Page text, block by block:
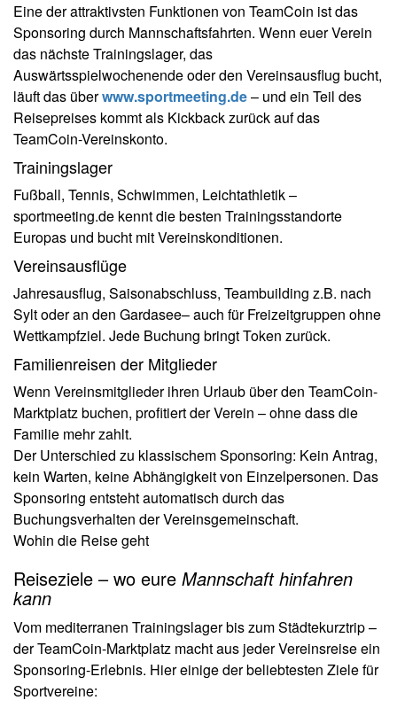
Eine der attraktivsten Funktionen von TeamCoin ist das
Sponsoring durch Mannschaftsfahrten. Wenn euer Verein
das nächste Trainingslager, das
Auswärtsspielwochenende oder den Vereinsausflug bucht,
läuft das überwww.sportmeeting.de– und ein Teil des
Reisepreises kommt als Kickback zurück auf das
TeamCoin-Vereinskonto.
Trainingslager
Fußball, Tennis, Schwimmen, Leichtathletik –
sportmeeting.de kennt die besten Trainingsstandorte
Europas und bucht mit Vereinskonditionen.
Vereinsausflüge
Jahresausflug, Saisonabschluss, Teambuilding z.B. nach
Sylt oder an den Gardasee– auch für Freizeitgruppen ohne
Wettkampfziel. Jede Buchung bringt Token zurück.
Familienreisen der Mitglieder
Wenn Vereinsmitglieder ihren Urlaub über den TeamCoin-
Marktplatz buchen, profitiert der Verein – ohne dass die
Familie mehr zahlt.
Der Unterschied zu klassischem Sponsoring: Kein Antrag,
kein Warten, keine Abhängigkeit von Einzelpersonen. Das
Sponsoring entsteht automatisch durch das
Buchungsverhalten der Vereinsgemeinschaft.
Wohin die Reise geht
Reiseziele – wo eure Mannschaft hinfahren
kann
Vom mediterranen Trainingslager bis zum Städtekurztrip –
der TeamCoin-Marktplatz macht aus jeder Vereinsreise ein
Sponsoring-Erlebnis. Hier einige der beliebtesten Ziele für
Sportvereine: